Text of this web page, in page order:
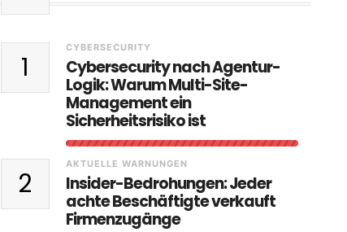
1
CYBERSECURITY
Cybersecurity nach Agentur-
Logik: Warum Multi-Site-
Management ein
Sicherheitsrisiko ist
2
AKTUELLE WARNUNGEN
Insider-Bedrohungen: Jeder
achte Beschäftigte verkauft
Firmenzugänge